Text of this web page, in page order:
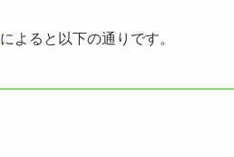
によると以下の通りです。